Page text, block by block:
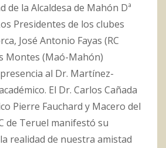
de la Alcaldesa de Mahón Dª
Presidentes de los clubes
José Antonio Fayas (RC
Montes (Maó-Mahón)
al Dr. Martínez-
El Dr. Carlos Cañada
Pierre Fauchard y Macero del
de Teruel manifestó su
realidad de nuestra amistad